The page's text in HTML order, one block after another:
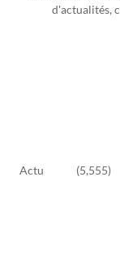
d'actualités,
Actu (5,555)